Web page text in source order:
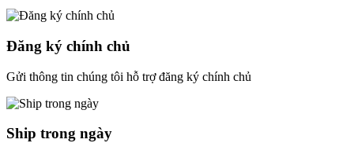
Đăng ký chính chủ
Gửi thông tin chúng tôi hỗ trợ đăng ký chính chủ
Ship trong ngày